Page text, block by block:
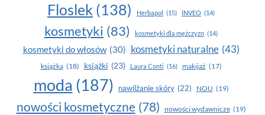
Floslek (138) Herbapol (15) INVEO (14)
kosmetyki (83) kosmetyki dla mężczyzn (14)
kosmetyki do włosów (30) kosmetyki naturalne (43)
książka (18) książki (23) Laura Conti (16) makijaż (17)
moda (187) nawilżanie skóry (22) NOU (19)
nowości kosmetyczne (78) nowości wydawnicze (19)